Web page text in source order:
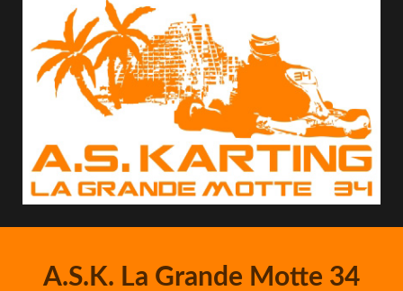
A.S.K. La Grande Motte 34